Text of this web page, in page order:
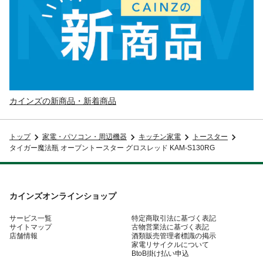
カインズの新商品・新着商品
トップ 家電・パソコン・周辺機器 キッチン家電
トースター
タイガー魔法瓶 オーブントースター グロスレッド KAM-S130RG
カインズオンラインショップ
サービス一覧
サイトマップ
店舗情報
特定商取引法に基づく表記
古物営業法に基づく表記
酒類販売管理者標識の掲示
家電リサイクルについて
BtoB掛け払い申込